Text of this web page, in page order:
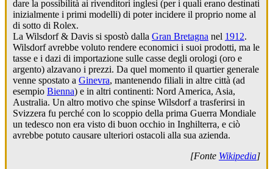
dare la possibilità ai rivenditori inglesi (per i quali erano destinati
inizialmente i primi modelli) di poter incidere il proprio nome al
di sotto di Rolex.
La Wilsdorf & Davis si spostò dalla Gran Bretagna nel 1912.
Wilsdorf avrebbe voluto rendere economici i suoi prodotti, ma le
tasse e i dazi di importazione sulle casse degli orologi (oro e
argento) alzavano i prezzi. Da quel momento il quartier generale
venne spostato a Ginevra, mantenendo filiali in altre città (ad
esempio Bienna) e in altri continenti: Nord America, Asia,
Australia. Un altro motivo che spinse Wilsdorf a trasferirsi in
Svizzera fu perché con lo scoppio della prima Guerra Mondiale
un tedesco non era visto di buon occhio in Inghilterra, e ciò
avrebbe potuto causare ulteriori ostacoli alla sua azienda.
[Fonte Wikipedia]